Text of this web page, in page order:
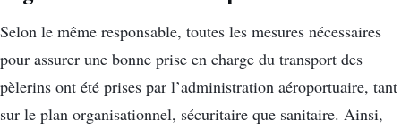
Selon le même responsable, toutes les mesures nécessaires
pour assurer une bonne prise en charge du transport des
pèlerins ont été prises par l’administration aéroportuaire, tant
sur le plan organisationnel, sécuritaire que sanitaire. Ainsi,